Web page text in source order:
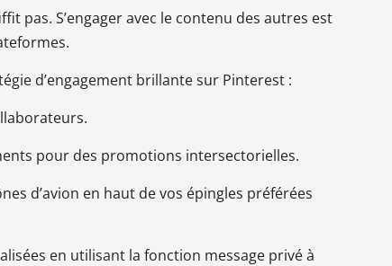
pas. S’engager avec le contenu des autres est
d’engagement brillante sur Pinterest :
pour des promotions intersectorielles.
d’avion en haut de vos épingles préférées
en utilisant la fonction message privé à